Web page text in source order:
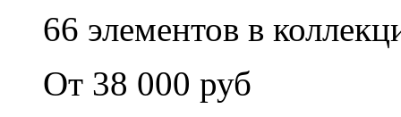
66 элементов в
От 38 000 руб